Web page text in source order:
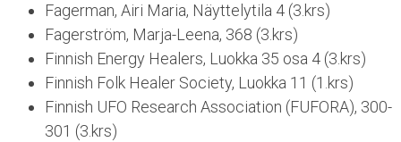
Fagerman, Airi Maria, Näyttelytila 4 (3.krs)
Fagerström, Marja-Leena, 368 (3.krs)
Finnish Energy Healers, Luokka 35 osa 4 (3.krs)
Finnish Folk Healer Society, Luokka 11 (1.krs)
Finnish UFO Research Association (FUFORA), 300-
301 (3.krs)